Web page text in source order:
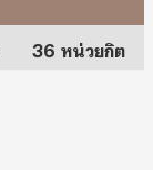
36 หน่วยกิต